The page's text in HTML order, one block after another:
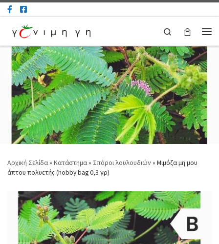
Μετάβαση στο περιεχόμενο
Search
Αρχική Σελίδα» Κατάστημα» Σπόροι λουλουδιών» Μιμόζα μη μου
άπτου πολυετής (hobby bag 0,3 γρ)